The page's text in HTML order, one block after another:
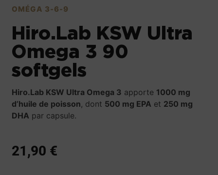
OMÉGA 3-6-9
Hiro.Lab KSW Ultra
Omega 3 90
softgels
Hiro.Lab KSW Ultra Omega 3 apporte 1000 mg
d’huile de poisson, dont 500 mg EPA et 250 mg
DHA par capsule.
21,90 €